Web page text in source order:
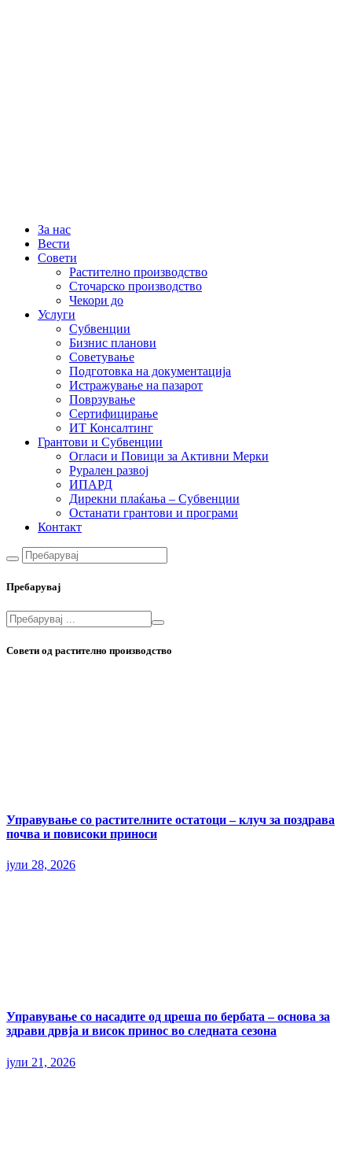
За нас
Вести
Совети
Растително производство
Сточарско производство
Чекори до
Услуги
Субвенции
Бизнис планови
Советување
Подготовка на документација
Истражување на пазарот
Поврзување
Сертифицирање
ИТ Консалтинг
Грантови и Субвенции
Огласи и Повици за Активни Мерки
Рурален развој
ИПАРД
Дирекни плаќања – Субвенции
Останати грантови и програми
Контакт
Пребарувај
Совети од растително производство
Управување со растителните остатоци – клуч за поздрава
почва и повисоки приноси
јули 28, 2026
Управување со насадите од цреша по бербата – основа за
здрави дрвја и висок принос во следната сезона
јули 21, 2026